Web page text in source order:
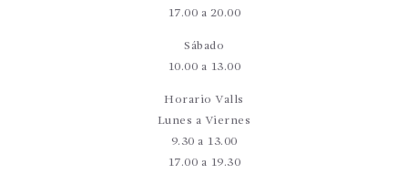
17.00 a 20.00
Sábado
10.00 a 13.00
Horario Valls
Lunes a Viernes
9.30 a 13.00
17.00 a 19.30